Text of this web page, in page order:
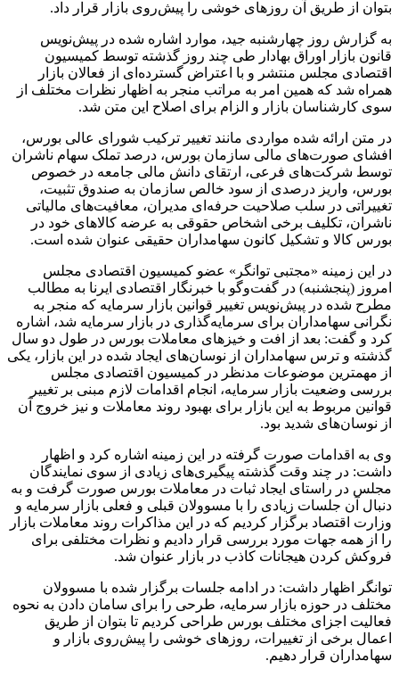
بتوان از طریق آن روزهای خوشی را پیش‌روی بازار قرار داد.
به گزارش روز چهارشنبه جید، موارد اشاره شده در پیش‌نویس
قانون بازار اوراق بهادار طی چند روز گذشته توسط کمیسیون
اقتصادی مجلس منتشر و با اعتراض گسترده‌ای از فعالان بازار
همراه شد که همین امر به مراتب منجر به اظهار نظرات مختلف از
سوی کارشناسان بازار و الزام برای اصلاح این متن شد.
در متن ارائه شده مواردی مانند تغییر ترکیب شورای عالی بورس،
افشای صورت‌های مالی سازمان بورس، درصد تملک سهام ناشران
توسط شرکت‌های فرعی، ارتقای دانش مالی جامعه در خصوص
بورس، واریز درصدی از سود خالص سازمان به صندوق تثبیت،
تغییراتی در سلب صلاحیت حرفه‌ای مدیران، معافیت‌های مالیاتی
ناشران، تکلیف برخی اشخاص حقوقی به عرضه کالاهای خود در
بورس کالا و تشکیل کانون سهامداران حقیقی عنوان شده است.
در این زمینه «مجتبی توانگر» عضو کمیسیون اقتصادی مجلس
امروز (پنجشنبه) در گفت‌وگو با خبرنگار اقتصادی ایرنا به مطالب
مطرح شده در پیش‌نویس تغییر قوانین بازار سرمایه که منجر به
نگرانی سهامداران برای سرمایه‌گذاری در بازار سرمایه شد، اشاره
کرد و گفت: بعد از افت و خیزهای معاملات بورس در طول دو سال
گذشته و ترس سهامداران از نوسان‌های ایجاد شده در این بازار، یکی
از مهمترین موضوعات مدنظر در کمیسیون اقتصادی مجلس
بررسی وضعیت بازار سرمایه، انجام اقدامات لازم مبنی بر تغییر
قوانین مربوط به این بازار برای بهبود روند معاملات و نیز خروج آن
از نوسان‌های شدید بود.
وی به اقدامات صورت گرفته در این زمینه اشاره کرد و اظهار
داشت: در چند وقت گذشته پیگیری‌های زیادی از سوی نمایندگان
مجلس در راستای ایجاد ثبات در معاملات بورس صورت گرفت و به
دنبال آن جلسات زیادی را با مسوولان قبلی و فعلی بازار سرمایه و
وزارت اقتصاد برگزار کردیم که در این مذاکرات روند معاملات بازار
را از همه جهات مورد بررسی قرار دادیم و نظرات مختلفی برای
فروکش کردن هیجانات کاذب در بازار عنوان شد.
توانگر اظهار داشت: در ادامه جلسات برگزار شده با مسوولان
مختلف در حوزه بازار سرمایه، طرحی را برای سامان دادن به نحوه
فعالیت اجزای مختلف بورس طراحی کردیم تا بتوان از طریق
اعمال برخی از تغییرات، روزهای خوشی را پیش‌روی بازار و
سهامداران قرار دهیم.